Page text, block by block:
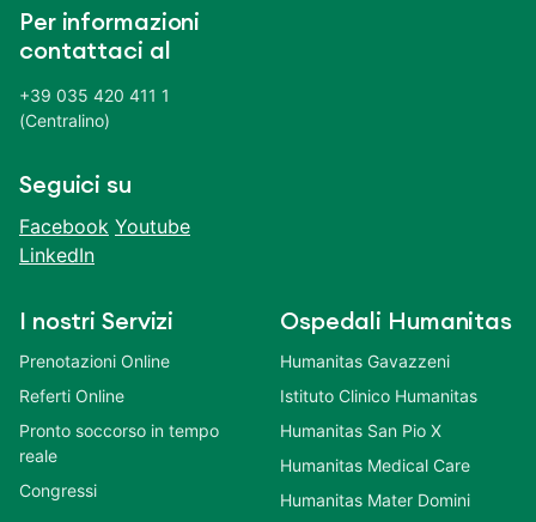
Per informazioni
contattaci al
+39 035 420 411 1
(Centralino)
Seguici su
Facebook Youtube
LinkedIn
I nostri Servizi
Prenotazioni Online
Referti Online
Pronto soccorso in tempo
reale
Congressi
Ospedali Humanitas
Humanitas Gavazzeni
Istituto Clinico Humanitas
Humanitas San Pio X
Humanitas Medical Care
Humanitas Mater Domini